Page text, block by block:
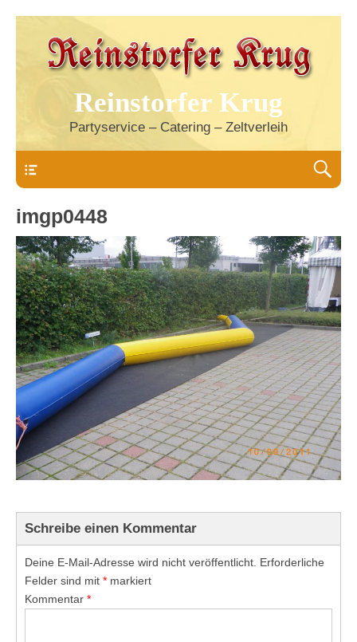
Reinstorfer Krug
Partyservice – Catering – Zeltverleih
imgp0448
Schreibe einen Kommentar
Deine E-Mail-Adresse wird nicht veröffentlicht. Erforderliche
Felder sind mit * markiert
Kommentar *